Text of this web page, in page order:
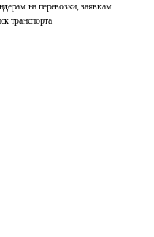
на перевозки, заявкам
транспорта